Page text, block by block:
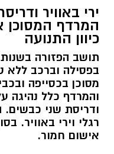
​ירי באוויר
המרדף המסוכן
כיוון התנועה
בפסילה וברכב
והמרדף כלל נהיגה
ודריסת שני
רגלי וירי באוויר.
אישום חמור.